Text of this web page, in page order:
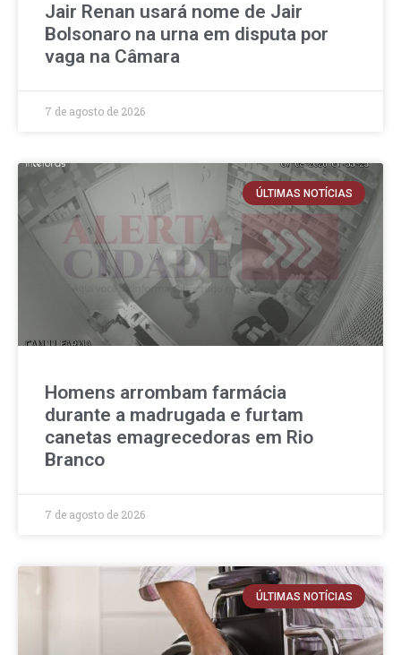
Jair Renan usará nome de Jair
Bolsonaro na urna em disputa por
vaga na Câmara
7 de agosto de 2026
ÚLTIMAS NOTÍCIAS
Homens arrombam farmácia
durante a madrugada e furtam
canetas emagrecedoras em Rio
Branco
7 de agosto de 2026
ÚLTIMAS NOTÍCIAS